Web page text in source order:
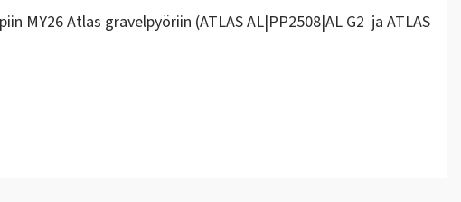
MY26 Atlas gravelpyöriin (ATLAS AL|PP2508|AL G2 ja ATLAS